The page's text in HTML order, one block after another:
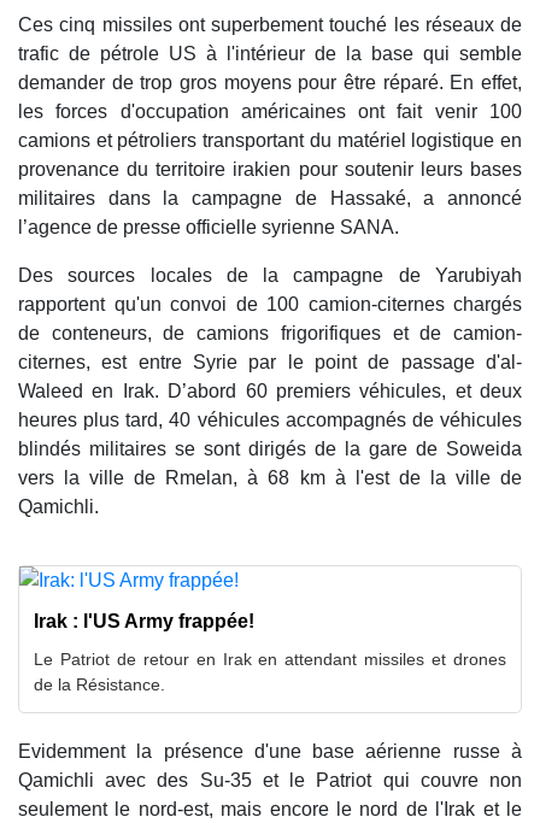
Ces cinq missiles ont superbement touché les réseaux de
trafic de pétrole US à l'intérieur de la base qui semble
demander de trop gros moyens pour être réparé. En effet,
les forces d'occupation américaines ont fait venir 100
camions et pétroliers transportant du matériel logistique en
provenance du territoire irakien pour soutenir leurs bases
militaires dans la campagne de Hassaké, a annoncé
l’agence de presse officielle syrienne SANA.
Des sources locales de la campagne de Yarubiyah
rapportent qu'un convoi de 100 camion-citernes chargés
de conteneurs, de camions frigorifiques et de camion-
citernes, est entre Syrie par le point de passage d'al-
Waleed en Irak. D’abord 60 premiers véhicules, et deux
heures plus tard, 40 véhicules accompagnés de véhicules
blindés militaires se sont dirigés de la gare de Soweida
vers la ville de Rmelan, à 68 km à l'est de la ville de
Qamichli.
Irak : l'US Army frappée!
Le Patriot de retour en Irak en attendant missiles et drones
de la Résistance.
Evidemment la présence d'une base aérienne russe à
Qamichli avec des Su-35 et le Patriot qui couvre non
seulement le nord-est, mais encore le nord de l'Irak et le